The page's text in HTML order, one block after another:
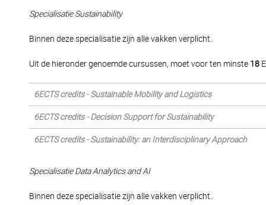
Specialisatie Sustainability
Binnen deze specialisatie zijn alle vakken verplicht.
Uit de hieronder genoemde cursussen, moet voor ten minste 18
6ECTS credits - Sustainable Mobility and Logistics
6ECTS credits - Decision Support for Sustainability
6ECTS credits - Sustainability: an Interdisciplinary Approach
Specialisatie Data Analytics and AI
Binnen deze specialisatie zijn alle vakken verplicht.